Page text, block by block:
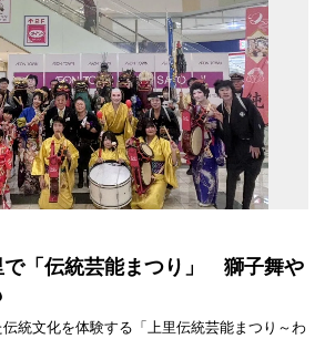
で「伝統芸能まつり」 獅子舞や
統文化を体験する「上里伝統芸能まつり～わ